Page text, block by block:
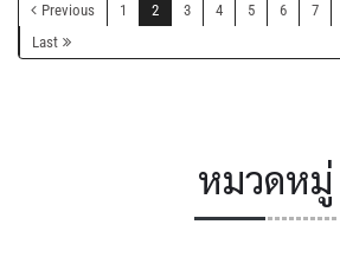
Previous 1 2 3 4 5 6 7
Last
หมวดหมู่